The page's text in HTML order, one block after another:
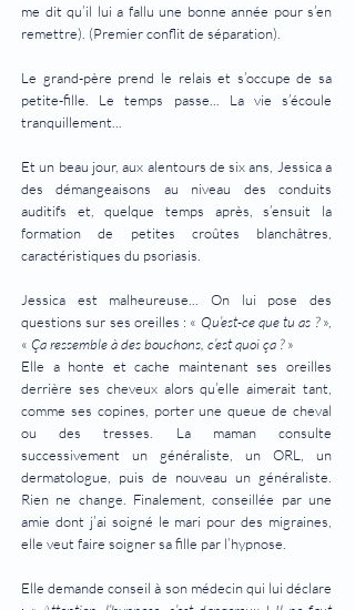
me dit qu’il lui a fallu une bonne année pour s’en
remettre). (Premier conflit de séparation).
Le grand-père prend le relais et s’occupe de sa
petite-fille. Le temps passe... La vie s’écoule
tranquillement...
Et un beau jour, aux alentours de six ans, Jessica a
des démangeaisons au niveau des conduits
auditifs et, quelque temps après, s’ensuit la
formation de petites croûtes blanchâtres,
caractéristiques du psoriasis.
Jessica est malheureuse... On lui pose des
questions sur ses oreilles : « Qu’est-ce que tu as ?»,
« Ça ressemble à des bouchons, c’est quoi ça ?»
Elle a honte et cache maintenant ses oreilles
derrière ses cheveux alors qu’elle aimerait tant,
comme ses copines, porter une queue de cheval
ou des tresses. La maman consulte
successivement un généraliste, un ORL, un
dermatologue, puis de nouveau un généraliste.
Rien ne change. Finalement, conseillée par une
amie dont j’ai soigné le mari pour des migraines,
elle veut faire soigner sa fille par l’hypnose.
Elle demande conseil à son médecin qui lui déclare